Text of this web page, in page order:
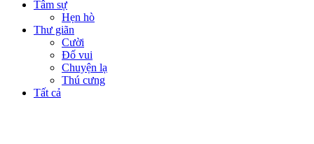
Tâm sự
Hẹn hò
Thư giãn
Cười
Đố vui
Chuyện lạ
Thú cưng
Tất cả